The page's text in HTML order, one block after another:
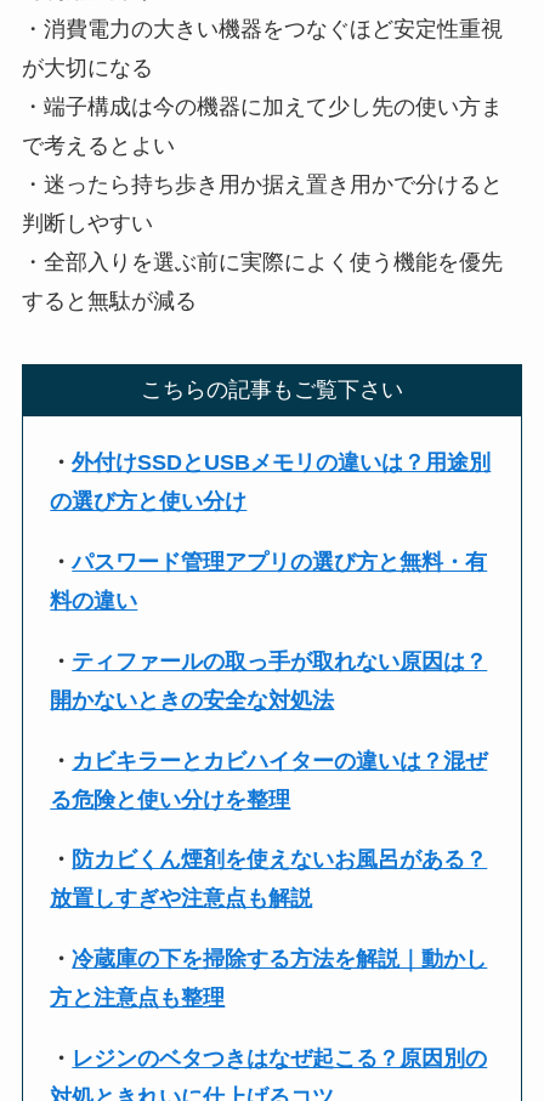
・消費電力の大きい機器をつなぐほど安定性重視
が大切になる
・端子構成は今の機器に加えて少し先の使い方ま
で考えるとよい
・迷ったら持ち歩き用か据え置き用かで分けると
判断しやすい
・全部入りを選ぶ前に実際によく使う機能を優先
すると無駄が減る
こちらの記事もご覧下さい
・外付けSSDとUSBメモリの違いは？用途別
の選び方と使い分け
・パスワード管理アプリの選び方と無料・有
料の違い
・ ティファールの取っ手が取れない原因は？
開かないときの安全な対処法
・ カビキラーとカビハイターの違いは？混ぜ
る危険と使い分けを整理
・ 防カビくん煙剤を使えないお風呂がある？
放置しすぎや注意点も解説
・冷蔵庫の下を掃除する方法を解説｜動かし
方と注意点も整理
・ レジンのベタつきはなぜ起こる？原因別の